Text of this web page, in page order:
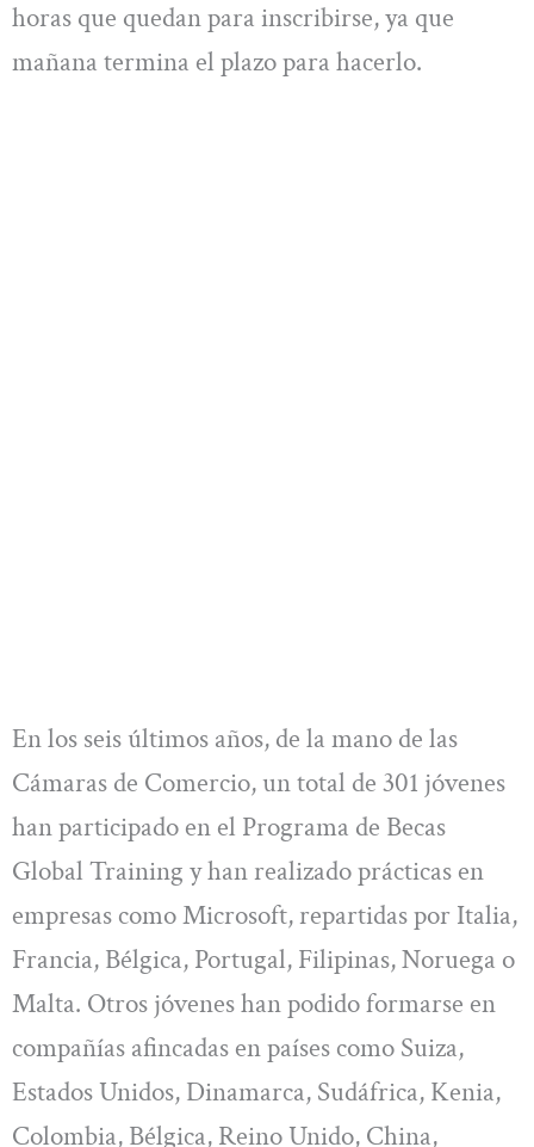
horas que quedan para inscribirse, ya que
mañana termina el plazo para hacerlo.
En los seis últimos años, de la mano de las
Cámaras de Comercio, un total de 301 jóvenes
han participado en el Programa de Becas
Global Training y han realizado prácticas en
empresas como Microsoft, repartidas por Italia,
Francia, Bélgica, Portugal, Filipinas, Noruega o
Malta. Otros jóvenes han podido formarse en
compañías afincadas en países como Suiza,
Estados Unidos, Dinamarca, Sudáfrica, Kenia,
Colombia, Bélgica, Reino Unido, China,